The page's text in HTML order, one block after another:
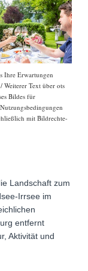
Ihre Erwartungen
Text über ots
Bildes für
mit Bildrechte-
Landschaft zum
Irrsee im
entfernt
Aktivität und